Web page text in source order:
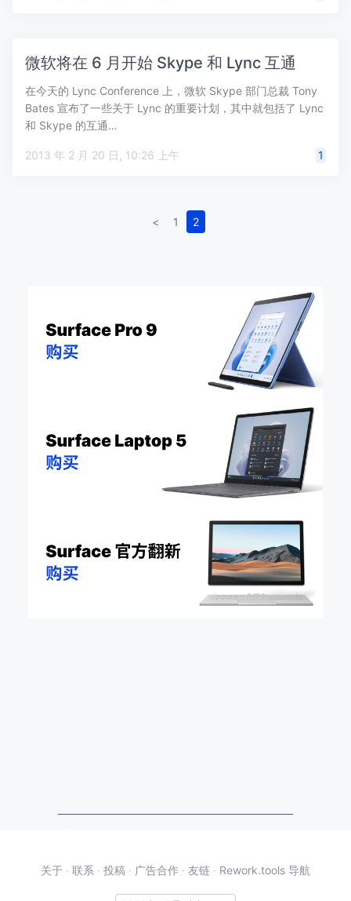
微软将在 6 月开始 Skype 和 Lync 互通
在今天的 Lync Conference 上，微软 Skype 部门总裁 Tony
Bates 宣布了一些关于 Lync 的重要计划，其中就包括了 Lync
和 Skype 的互通…
2013 年 2 月 20 日, 10:26 上午 1
< 1 2
关于 · 联系 · 投稿 · 广告合作 · 友链 · Rework.tools 导航